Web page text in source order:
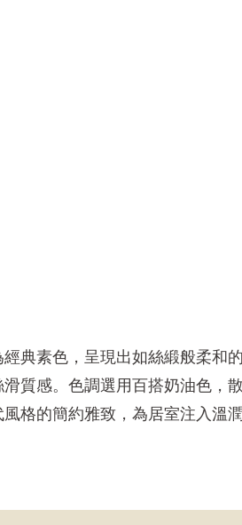
典素色，呈現出如絲緞般柔和
質感。色調選用百搭奶油色，
格的簡約雅致，為居室注入溫